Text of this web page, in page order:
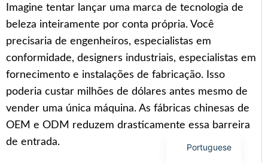
Imagine tentar lançar uma marca de tecnologia de
beleza inteiramente por conta própria. Você
precisaria de engenheiros, especialistas em
conformidade, designers industriais, especialistas em
fornecimento e instalações de fabricação. Isso
poderia custar milhões de dólares antes mesmo de
vender uma única máquina. As fábricas chinesas de
OEM e ODM reduzem drasticamente essa barreira
de entrada.
Portuguese
English
Spanish
French
Russian
German
Korean